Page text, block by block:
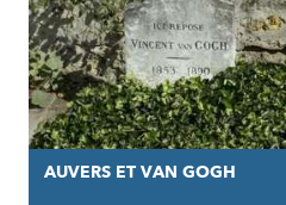
AUVERS ET VAN GOGH